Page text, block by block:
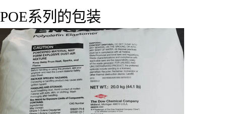
POE系列的包装